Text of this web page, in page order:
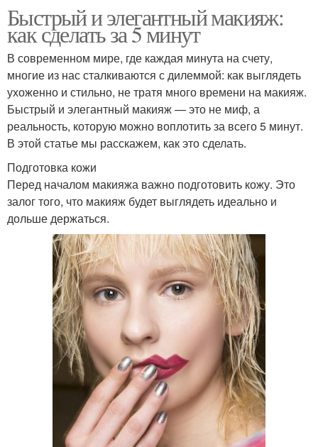
Быстрый и элегантный макияж:
как сделать за 5 минут
В современном мире, где каждая минута на счету,
многие из нас сталкиваются с дилеммой: как выглядеть
ухоженно и стильно, не тратя много времени на макияж.
Быстрый и элегантный макияж — это не миф, а
реальность, которую можно воплотить за всего 5 минут.
В этой статье мы расскажем, как это сделать.
Подготовка кожи
Перед началом макияжа важно подготовить кожу. Это
залог того, что макияж будет выглядеть идеально и
дольше держаться.